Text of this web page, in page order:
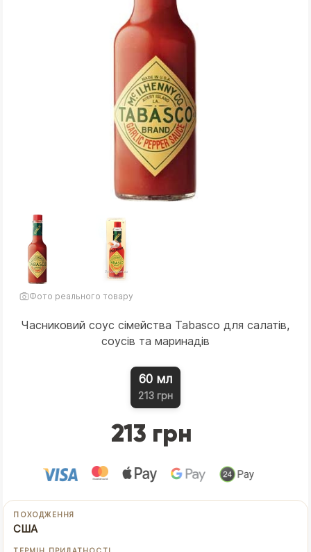
Фото реального товару
Часниковий соус сімейства Tabasco для салатів,
соусів та маринадів
60 мл
213 грн
213 грн
ПОХОДЖЕННЯ
США
ТЕРМІН ПРИДАТНОСТІ